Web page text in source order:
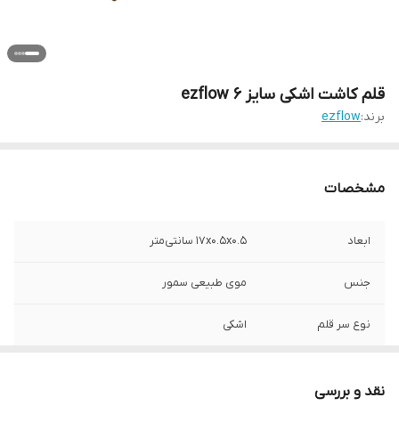
قلم کاشت اشکی سایز 6 ezflow
برند:ezflow
مشخصات
ابعاد ۱۷x۰.۵x۰.۵ سانتی‌متر
جنس موی طبیعی سمور
نوع سر قلم اشکی
نقد و بررسی